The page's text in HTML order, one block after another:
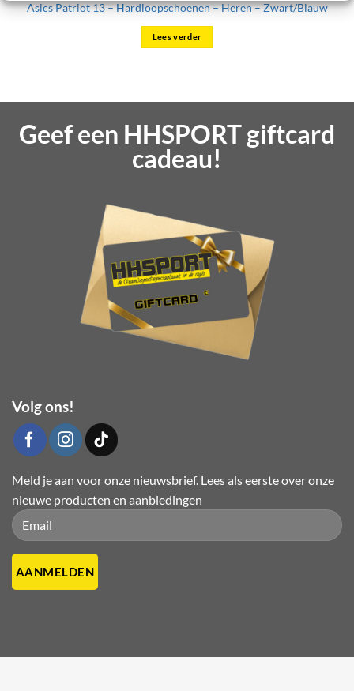
Asics Patriot 13 – Hardloopschoenen – Heren – Zwart/Blauw
Lees verder
Geef een HHSPORT giftcard
cadeau!
Volg ons!
Meld je aan voor onze nieuwsbrief. Lees als eerste over onze
nieuwe producten en aanbiedingen
Please leave this field empty.
Please leave this field empty.